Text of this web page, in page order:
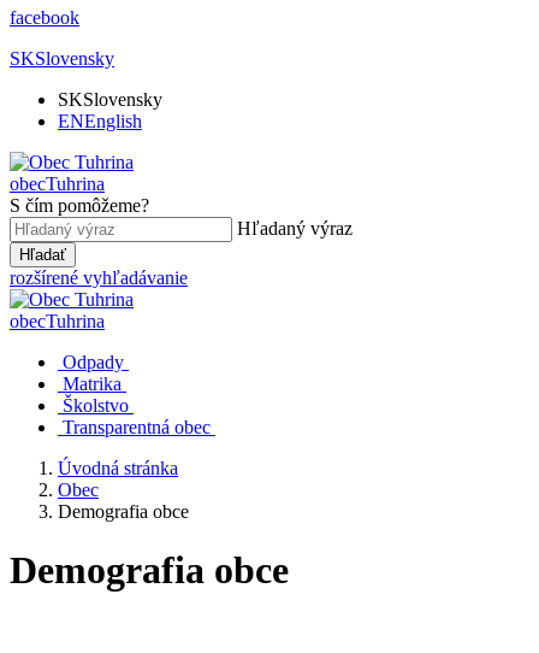
facebook
SKSlovensky
SKSlovensky
ENEnglish
obecTuhrina
S čím pomôžeme?
Hľadaný výraz
Hľadať
rozšírené vyhľadávanie
obecTuhrina
Odpady
Matrika
Školstvo
Transparentná obec
Úvodná stránka
Obec
Demografia obce
Demografia obce